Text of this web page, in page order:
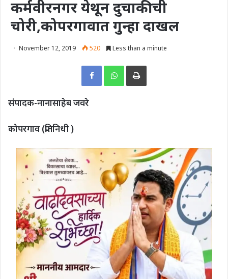
कर्मवीरनगर येथून दुचाकीची
चोरी,कोपरगावात गुन्हा दाखल
November 12, 2019 520 Less than a minute
Print
संपादक-नानासाहेब जवरे
कोपरगाव (प्रतिनिधी )